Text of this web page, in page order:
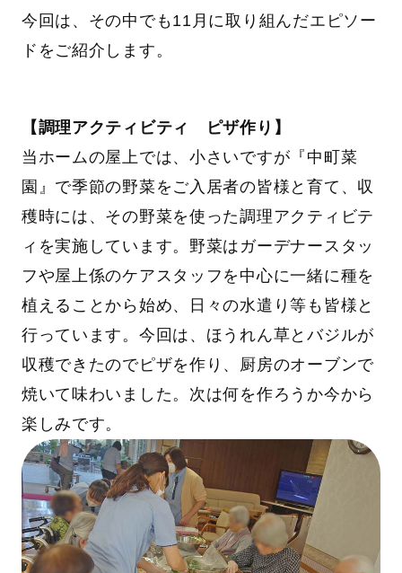
今回は、その中でも11月に取り組んだエピソー
ドをご紹介します。
【調理アクティビティ ピザ作り】
当ホームの屋上では、小さいですが『中町菜
園』で季節の野菜をご入居者の皆様と育て、収
穫時には、その野菜を使った調理アクティビテ
ィを実施しています。野菜はガーデナースタッ
フや屋上係のケアスタッフを中心に一緒に種を
植えることから始め、日々の水遣り等も皆様と
行っています。今回は、ほうれん草とバジルが
収穫できたのでピザを作り、厨房のオーブンで
焼いて味わいました。次は何を作ろうか今から
楽しみです。